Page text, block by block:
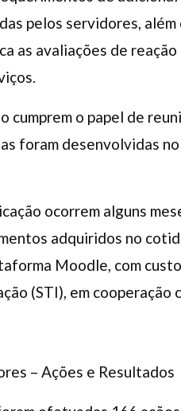
pelos servidores,
as avaliações de
cumprem o papel de
foram desenvolvidas
ocorrem alguns
adquiridos no
Moodle, com
(STI), em cooperação
– Ações e Resultados